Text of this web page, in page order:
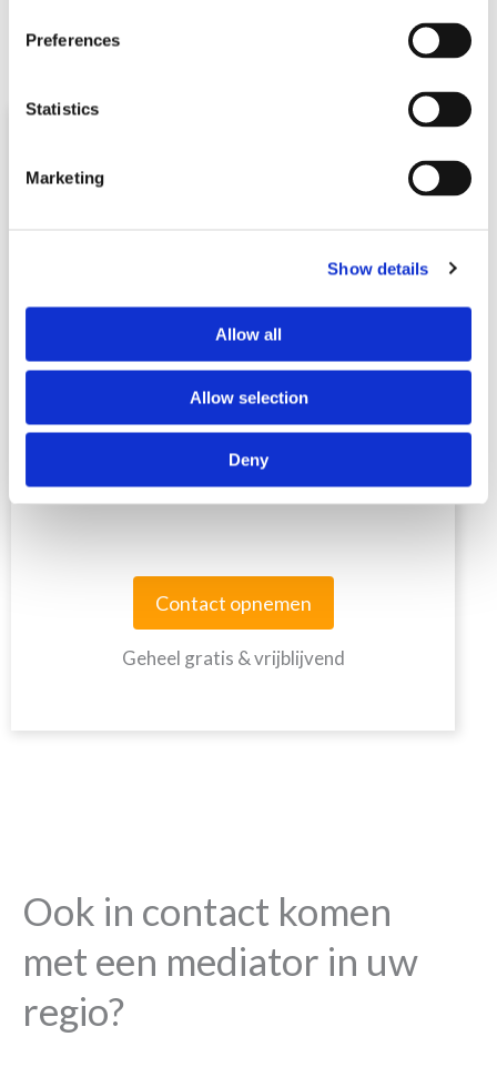
Preferences
Statistics
Marketing
Show details
Allow all
Allow selection
Deny
voor het laten doorrekenen van deze plannen door het
Landelijk netwerk MfN-registermediators
Subsidie op mediation mogelijk
Mediator-zoeken.nl is een landelijke organisatie van MfN-
registermediators. Wij zijn dan ook aangesloten bij het
enige erkende mediatorregister van Nederland.
Contact opnemen
Geheel gratis & vrijblijvend
Ook in contact komen
met een mediator in uw
regio?